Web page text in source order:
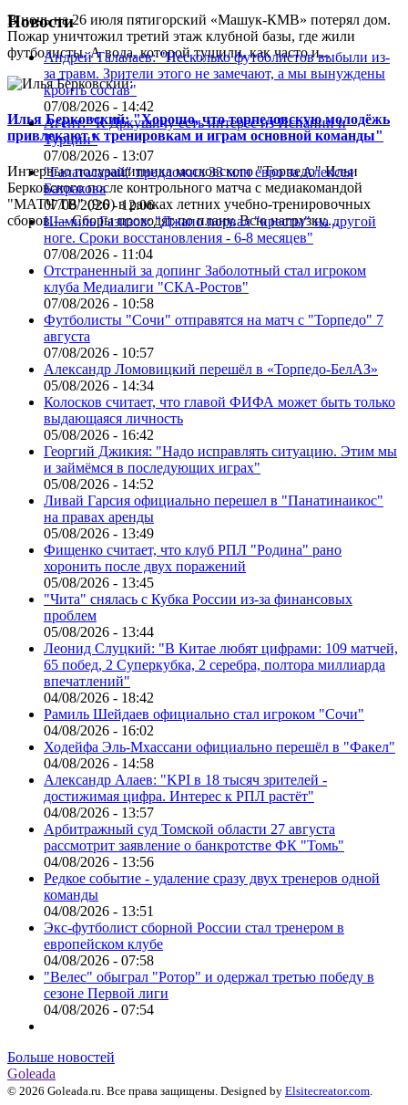
В ночь на 26 июля пятигорский «Машук-КМВ» потерял дом.
Пожар уничтожил третий этаж клубной базы, где жили
футболисты. А вода, которой тушили, как часто и...
Илья Берковский: "Хорошо, что торпедовскую молодёжь
привлекают к тренировкам и играм основной команды"
Интервью полузащитника московского "Торпедо" Ильи
Берковского после контрольного матча с медиакомандой
"МАТЧ ТВ" (9:0) в рамках летних учебно-тренировочных
сборов.— Сборы проходят по плану. Всю нагрузку,...
Новости
Андрей Талалаев: "Несколько футболистов выбыли из-
за травм. Зрители этого не замечают, а мы вынуждены
кроить состав"
07/08/2026 - 14:42
Агент: "К Дркушичу есть интерес из Испании и
Турции"
07/08/2026 - 13:07
"Галатасарай" предложил 33 млн евро за Алексея
Батракова
07/08/2026 - 12:06
Шамиль Газизов: "Джапо порвал "кресты" на другой
ноге. Сроки восстановления - 6-8 месяцев"
07/08/2026 - 11:04
Отстраненный за допинг Заболотный стал игроком
клуба Медиалиги "СКА-Ростов"
07/08/2026 - 10:58
Футболисты "Сочи" отправятся на матч с "Торпедо" 7
августа
07/08/2026 - 10:57
Александр Ломовицкий перешёл в «Торпедо-БелАЗ»
05/08/2026 - 14:34
Колосков считает, что главой ФИФА может быть только
выдающаяся личность
05/08/2026 - 16:42
Георгий Джикия: "Надо исправлять ситуацию. Этим мы
и займёмся в последующих играх"
05/08/2026 - 14:52
Ливай Гарсия официально перешел в "Панатинаикос"
на правах аренды
05/08/2026 - 13:49
Фищенко считает, что клуб РПЛ "Родина" рано
хоронить после двух поражений
05/08/2026 - 13:45
"Чита" снялась с Кубка России из-за финансовых
проблем
05/08/2026 - 13:44
Леонид Слуцкий: "В Китае любят цифрами: 109 матчей,
65 побед, 2 Суперкубка, 2 серебра, полтора миллиарда
впечатлений"
04/08/2026 - 18:42
Рамиль Шейдаев официально стал игроком "Сочи"
04/08/2026 - 16:02
Ходейфа Эль-Мхассани официально перешёл в "Факел"
04/08/2026 - 14:58
Александр Алаев: "KPI в 18 тысяч зрителей -
достижимая цифра. Интерес к РПЛ растёт"
04/08/2026 - 13:57
Арбитражный суд Томской области 27 августа
рассмотрит заявление о банкротстве ФК "Томь"
04/08/2026 - 13:56
Редкое событие - удаление сразу двух тренеров одной
команды
04/08/2026 - 13:51
Экс-футболист сборной России стал тренером в
европейском клубе
04/08/2026 - 07:58
"Велес" обыграл "Ротор" и одержал третью победу в
сезоне Первой лиги
04/08/2026 - 07:54
Больше новостей
Goleada
© 2026 Goleada.ru. Все права защищены. Designed by Elsitecreator.com